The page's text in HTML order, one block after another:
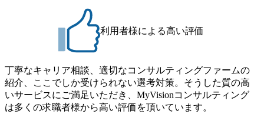
どはなく、個別選考のみの実施を予定しています ※1名あた
りの拘束時間は1時間～最大2時間半程度を想定しています
※1次面接と最終面接の間をなるべく空けないよう調整して
おりますが、調整が叶わないケースもございます オンライ
ン 書類選考通過者
ラインまたはオフラインの実施 ※東京オフィスのみのご応
募となります。他オフィス希望を含めたご応募はお受けい
たしかねますのでご了承ください ● フルタイムでの職務経
歴を2年以上お持ちの方で、東京オフィスのコンサルタント
ポジションに応募意思がある方 ● 英語・日本語ともにビジ
ネスレベルの方 ※日本語が母国語でない方は日本語能力
試験N1またはそれ相当の上級レベルの日本語力(会話・読解
力)
利用者様による高い評価
丁寧なキャリア相談、適切なコンサルティングファームの
紹介、ここでしか受けられない選考対策。そうした質の高
いサービスにご満足いただき、MyVisionコンサルティング
は多くの求職者様から高い評価を頂いています。